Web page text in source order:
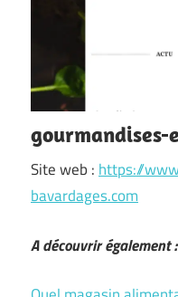
gourmandises-
Site web : https://
bavardages.com
A découvrir également :